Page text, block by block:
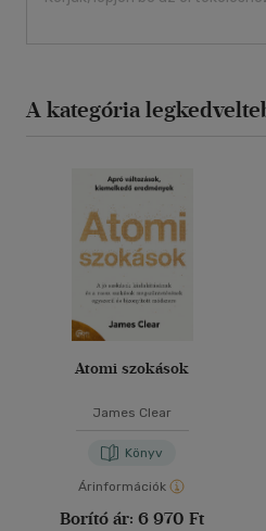
A kategória
Atomi szokások
James Clear
Könyv
Árinformációk
Borító ár: 6 970 Ft